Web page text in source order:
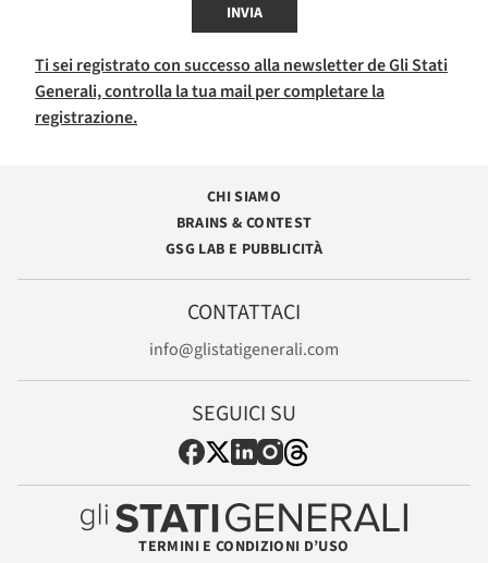
INVIA
Ti sei registrato con successo alla newsletter de Gli Stati
Generali, controlla la tua mail per completare la
registrazione.
CHI SIAMO
BRAINS & CONTEST
GSG LAB E PUBBLICITÀ
CONTATTACI
info@glistatigenerali.com
SEGUICI SU
TERMINI E CONDIZIONI D’USO